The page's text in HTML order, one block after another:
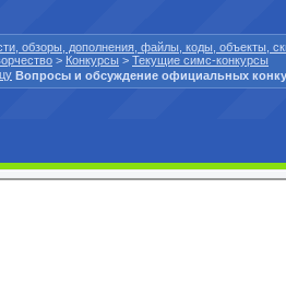
обзоры, дополнения, файлы, коды, объекты,
> Конкурсы > Текущие симс-конкурсы
Вопросы и обсуждение официальных